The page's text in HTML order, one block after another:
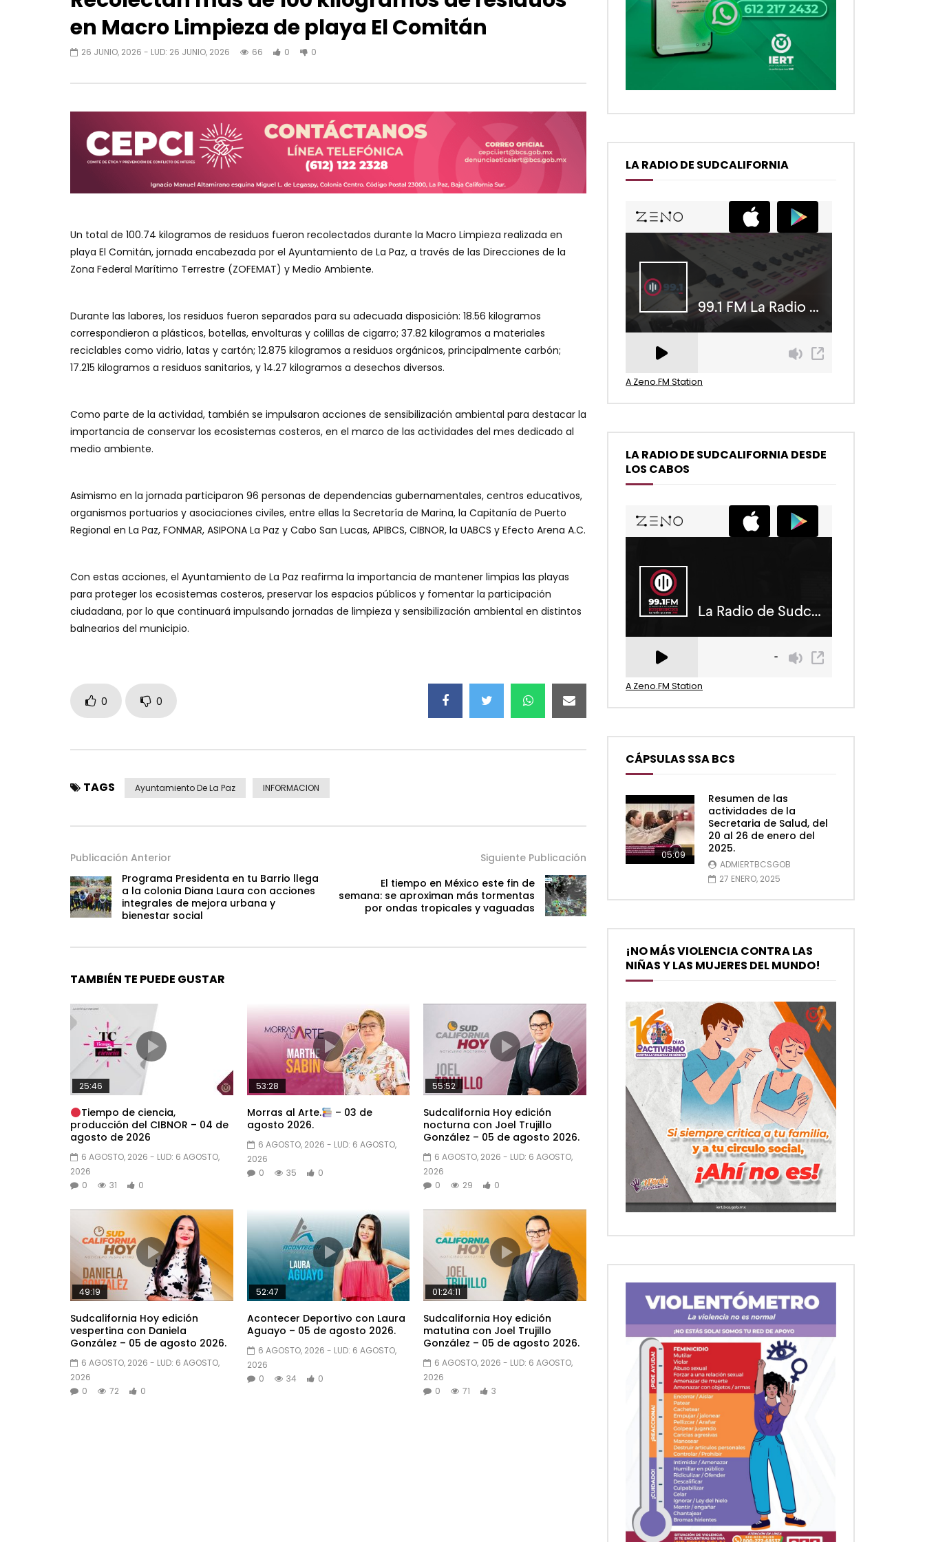
en Macro Limpieza de playa El Comitán
26 JUNIO, 2026 - LUD: 26 JUNIO, 2026 66 0 0
Un total de 100.74 kilogramos de residuos fueron recolectados durante la Macro Limpieza realizada en
playa El Comitán, jornada encabezada por el Ayuntamiento de La Paz, a través de las Direcciones de la
Zona Federal Marítimo Terrestre (ZOFEMAT) y Medio Ambiente.
Durante las labores, los residuos fueron separados para su adecuada disposición: 18.56 kilogramos
correspondieron a plásticos, botellas, envolturas y colillas de cigarro; 37.82 kilogramos a materiales
reciclables como vidrio, latas y cartón; 12.875 kilogramos a residuos orgánicos, principalmente carbón;
17.215 kilogramos a residuos sanitarios, y 14.27 kilogramos a desechos diversos.
Como parte de la actividad, también se impulsaron acciones de sensibilización ambiental para destacar la
importancia de conservar los ecosistemas costeros, en el marco de las actividades del mes dedicado al
medio ambiente.
Asimismo en la jornada participaron 96 personas de dependencias gubernamentales, centros educativos,
organismos portuarios y asociaciones civiles, entre ellas la Secretaría de Marina, la Capitanía de Puerto
Regional en La Paz, FONMAR, ASIPONA La Paz y Cabo San Lucas, APIBCS, CIBNOR, la UABCS y Efecto Arena A.C.
Con estas acciones, el Ayuntamiento de La Paz reafirma la importancia de mantener limpias las playas
para proteger los ecosistemas costeros, preservar los espacios públicos y fomentar la participación
ciudadana, por lo que continuará impulsando jornadas de limpieza y sensibilización ambiental en distintos
balnearios del municipio.
0 0
TAGS Ayuntamiento De La Paz INFORMACION
Publicación Anterior
Programa Presidenta en tu Barrio llega
a la colonia Diana Laura con acciones
integrales de mejora urbana y
bienestar social
Siguiente Publicación
El tiempo en México este fin de
semana: se aproximan más tormentas
por ondas tropicales y vaguadas
TAMBIÉN TE PUEDE GUSTAR
25:46
Tiempo de ciencia,
producción del CIBNOR – 04 de
agosto de 2026
6 AGOSTO, 2026 - LUD: 6 AGOSTO,
2026
0
31 0
53:28
Morras al Arte.
– 03 de
agosto 2026.
6 AGOSTO, 2026 - LUD: 6 AGOSTO,
2026
0
35 0
55:52
Sudcalifornia Hoy edición
nocturna con Joel Trujillo
González – 05 de agosto 2026.
6 AGOSTO, 2026 - LUD: 6 AGOSTO,
2026
0
29 0
49:19
Sudcalifornia Hoy edición
vespertina con Daniela
González – 05 de agosto 2026.
6 AGOSTO, 2026 - LUD: 6 AGOSTO,
2026
0
72 0
52:47
Acontecer Deportivo con Laura
Aguayo – 05 de agosto 2026.
6 AGOSTO, 2026 - LUD: 6 AGOSTO,
2026
0
34 0
01:24:11
Sudcalifornia Hoy edición
matutina con Joel Trujillo
González – 05 de agosto 2026.
6 AGOSTO, 2026 - LUD: 6 AGOSTO,
2026
0
71 3
LA RADIO DE SUDCALIFORNIA
A Zeno.FM Station
LA RADIO DE SUDCALIFORNIA DESDE
LOS CABOS
A Zeno.FM Station
CÁPSULAS SSA BCS
05:09
Resumen de las
actividades de la
Secretaria de Salud, del
20 al 26 de enero del
2025.
ADMIERTBCSGOB
27 ENERO, 2025
¡NO MÁS VIOLENCIA CONTRA LAS
NIÑAS Y LAS MUJERES DEL MUNDO!